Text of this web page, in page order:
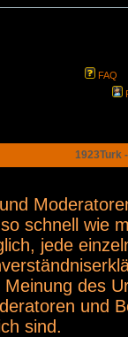
FAQ
1923Turk
schnell wie
jede
des
und
sind.